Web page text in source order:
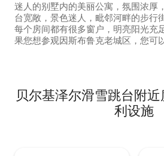
迷人的别墅内的美丽公寓，氛围浓厚
台宽敞，景色迷人，毗邻河畔的步行街
每个房间都有很多窗户，明亮阳光充
果您想参观因斯布鲁克老城区，您可
板电视（2台Netflix） BOSE蓝牙音乐
贝尔基泽尔滑雪跳台附
利设施